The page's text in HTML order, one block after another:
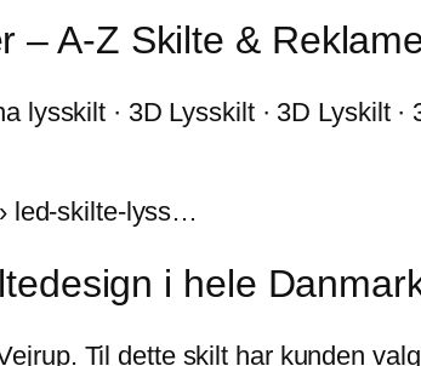
– A-Z Skilte &
lysskilt · 3D Lysskilt · 3D Lyskilt
led-skilte-lyss…
i hele
Til dette skilt har kunden